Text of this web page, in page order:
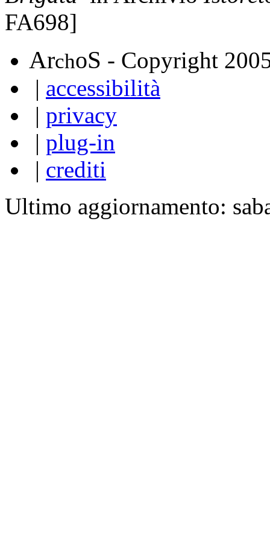
FA698]
ArchoS - Copyright
| accessibilità
| privacy
| plug-in
| crediti
Ultimo aggiornamento: